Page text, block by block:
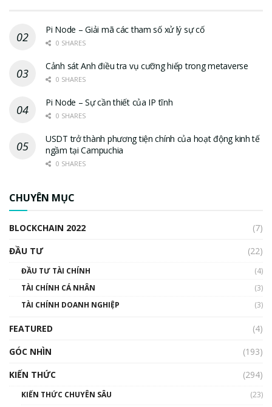
Pi Node – Giải mã các tham số xử lý sự cố
0 SHARES
Cảnh sát Anh điều tra vụ cưỡng hiếp trong metaverse
0 SHARES
Pi Node – Sự cần thiết của IP tĩnh
0 SHARES
USDT trở thành phương tiện chính của hoạt động kinh tế
ngầm tại Campuchia
0 SHARES
CHUYÊN MỤC
BLOCKCHAIN 2022
(7)
ĐẦU TƯ
(22)
ĐẦU TƯ TÀI CHÍNH
(4)
TÀI CHÍNH CÁ NHÂN
(3)
TÀI CHÍNH DOANH NGHIỆP
(3)
FEATURED
(4)
GÓC NHÌN
(193)
KIẾN THỨC
(294)
KIẾN THỨC CHUYÊN SÂU
(23)